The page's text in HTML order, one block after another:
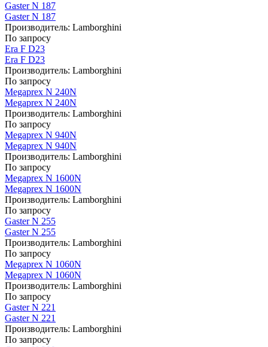
Gaster N 187
Gaster N 187
Производитель: Lamborghini
По запросу
Era F D23
Era F D23
Производитель: Lamborghini
По запросу
Megaprex N 240N
Megaprex N 240N
Производитель: Lamborghini
По запросу
Megaprex N 940N
Megaprex N 940N
Производитель: Lamborghini
По запросу
Megaprex N 1600N
Megaprex N 1600N
Производитель: Lamborghini
По запросу
Gaster N 255
Gaster N 255
Производитель: Lamborghini
По запросу
Megaprex N 1060N
Megaprex N 1060N
Производитель: Lamborghini
По запросу
Gaster N 221
Gaster N 221
Производитель: Lamborghini
По запросу